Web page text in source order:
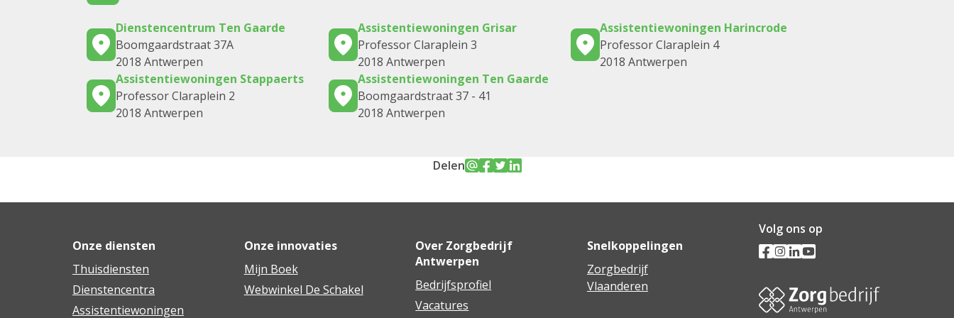
Dienstencentrum Ten Gaarde
Boomgaardstraat 37A
2018 Antwerpen
Assistentiewoningen Grisar
Professor Claraplein 3
2018 Antwerpen
Assistentiewoningen Harincrode
Professor Claraplein 4
2018 Antwerpen
Assistentiewoningen Stappaerts
Professor Claraplein 2
2018 Antwerpen
Assistentiewoningen Ten Gaarde
Boomgaardstraat 37 - 41
2018 Antwerpen
Delen
Onze diensten
Thuisdiensten
Dienstencentra
Assistentiewoningen
Onze innovaties
Mijn Boek
Webwinkel De Schakel
Over Zorgbedrijf
Antwerpen
Bedrijfsprofiel
Vacatures
Snelkoppelingen
Zorgbedrijf
Vlaanderen
Volg ons op